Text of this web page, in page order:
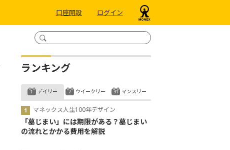
口座開設 ログイン
ランキング
デイリー
マネックス人生100年デザイン
「墓じまい」には期限がある？墓じまい
の流れとかかる費用を解説
ウイークリー マンスリー